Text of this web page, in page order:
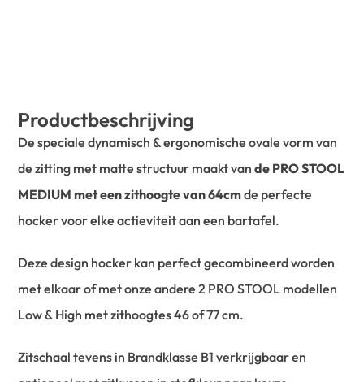
Productbeschrijving
De speciale dynamisch & ergonomische ovale vorm van
de zitting met matte structuur maakt vande PRO STOOL
MEDIUM met een zithoogte van 64cmde perfecte
hocker voor elke actieviteit aan een bartafel.
Deze design hocker kan perfect gecombineerd worden
met elkaar of met onze andere 2 PRO STOOL modellen
Low & High met zithoogtes 46 of 77 cm.
Zitschaal tevens in Brandklasse B1 verkrijgbaar en